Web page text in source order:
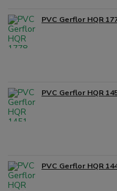
PVC Gerflor HQR
PVC Gerflor HQR
PVC Gerflor HQR